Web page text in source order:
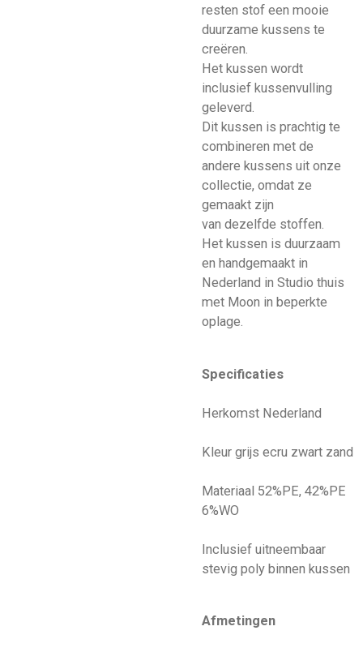
resten stof een mooie
duurzame kussens te
creëren.
Het kussen wordt
inclusief kussenvulling
geleverd.
Dit kussen is prachtig te
combineren met de
andere kussens uit onze
collectie, omdat ze
gemaakt zijn
van dezelfde stoffen.
Het kussen is duurzaam
en handgemaakt in
Nederland in Studio thuis
met Moon in beperkte
oplage.
Specificaties
Herkomst Nederland
Kleur grijs ecru zwart zand
Materiaal 52%PE, 42%PE
6%WO
Inclusief uitneembaar
stevig poly binnen kussen
Afmetingen